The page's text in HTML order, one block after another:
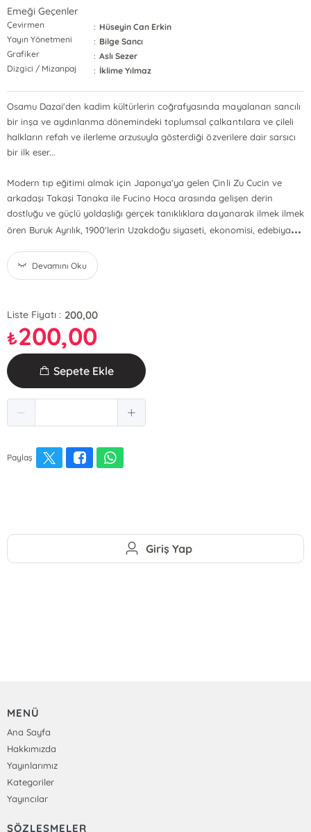
Emeği Geçenler
Çevirmen : Hüseyin Can Erkin
Yayın Yönetmeni
: Bilge Sancı
Grafiker
: Aslı Sezer
Dizgici / Mizanpaj
: İklime Yılmaz
Osamu Dazai'den kadim kültürlerin coğrafyasında mayalanan sancılı
bir inşa ve aydınlanma dönemindeki toplumsal çalkantılara ve çileli
halkların refah ve ilerleme arzusuyla gösterdiği özverilere dair sarsıcı
bir ilk eser...
Modern tıp eğitimi almak için Japonya'ya gelen Çinli Zu Cucin ve
arkadaşı Takaşi Tanaka ile Fucino Hoca arasında gelişen derin
dostluğu ve güçlü yoldaşlığı gerçek tanıklıklara dayanarak ilmek ilmek
ören Buruk Ayrılık, 1900'lerin Uzakdoğu siyaseti, ekonomisi, edebiya...
Devamını Oku
Liste Fiyatı : 200,00
₺200,00
Sepete Ekle
Paylaş
Giriş Yap
MENÜ
Ana Sayfa
Hakkımızda
Yayınlarımız
Kategoriler
Yayıncılar
SÖZLEŞMELER